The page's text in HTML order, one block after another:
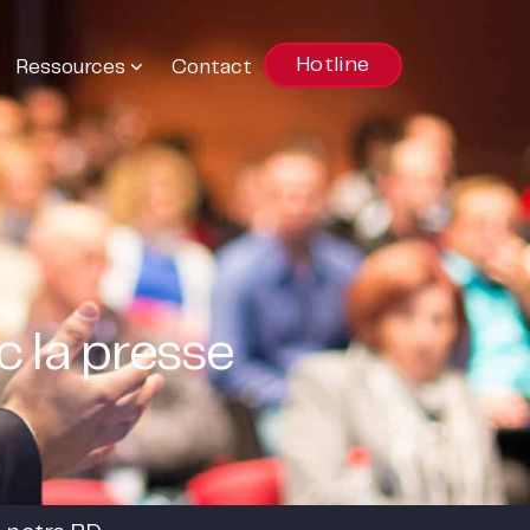
Ressources Contact Hotline
la presse